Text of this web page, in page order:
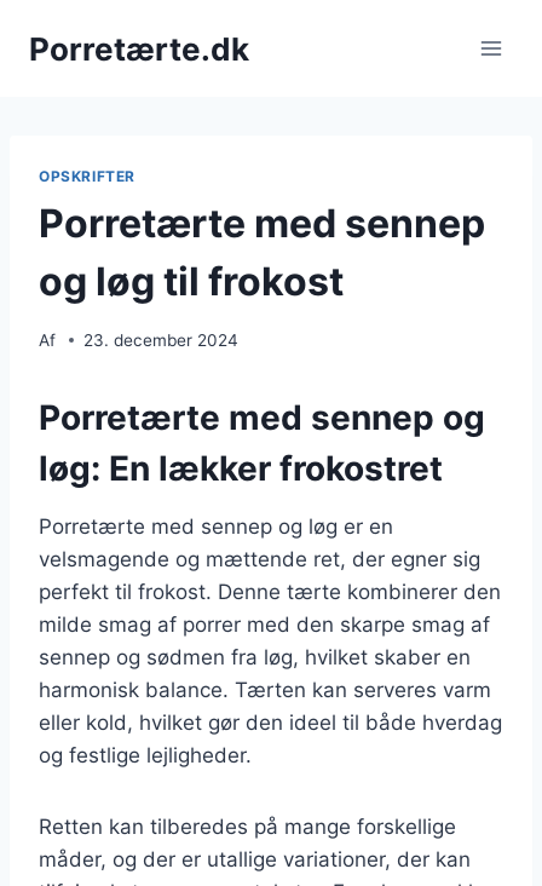
Porretærte.dk
OPSKRIFTER
Porretærte med sennep
og løg til frokost
Af 23. december 2024
Porretærte med sennep og
løg: En lækker frokostret
Porretærte med sennep og løg er en
velsmagende og mættende ret, der egner sig
perfekt til frokost. Denne tærte kombinerer den
milde smag af porrer med den skarpe smag af
sennep og sødmen fra løg, hvilket skaber en
harmonisk balance. Tærten kan serveres varm
eller kold, hvilket gør den ideel til både hverdag
og festlige lejligheder.
Retten kan tilberedes på mange forskellige
måder, og der er utallige variationer, der kan